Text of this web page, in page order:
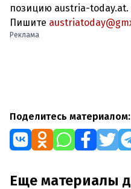
позицию austria-today.at.
Пишите
Реклама
Поделитесь материалом:
Еще материалы